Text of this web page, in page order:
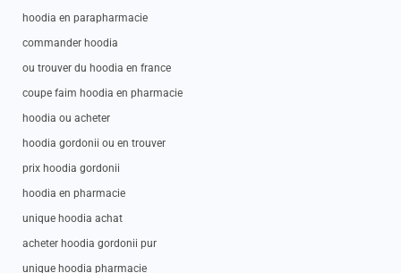
hoodia en parapharmacie
commander hoodia
ou trouver du hoodia en france
coupe faim hoodia en pharmacie
hoodia ou acheter
hoodia gordonii ou en trouver
prix hoodia gordonii
hoodia en pharmacie
unique hoodia achat
acheter hoodia gordonii pur
unique hoodia pharmacie